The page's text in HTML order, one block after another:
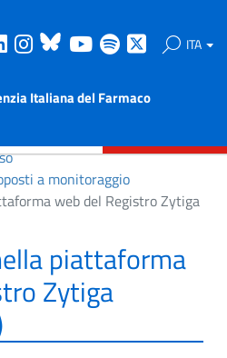
Linkedin
Instagram
Bluesky
Youtube
Spotify ITA
Italiana del Farmaco
a monitoraggio
web del Registro Zytiga
piattaforma
Zytiga